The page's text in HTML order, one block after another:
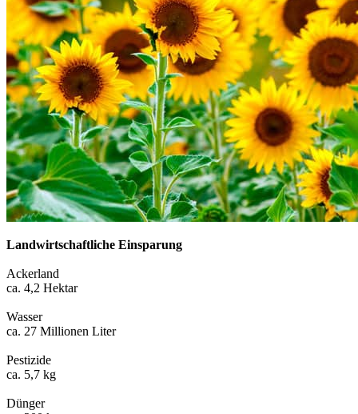
Landwirtschaftliche Einsparung
Ackerland
ca. 4,2 Hektar
Wasser
ca. 27 Millionen Liter
Pestizide
ca. 5,7 kg
Dünger